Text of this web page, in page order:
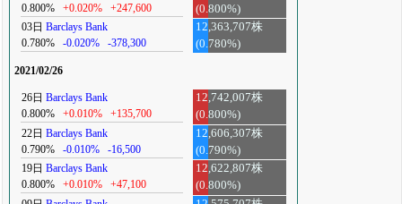
0.800%
+0.020% +247,600
(0.800%)
03日 Barclays Bank
0.780%
-0.020% -378,300
12,363,707株
(0.780%)
2021/02/26
26日 Barclays Bank
0.800%
+0.010% +135,700
12,742,007株
(0.800%)
22日 Barclays Bank
0.790%
-0.010% -16,500
12,606,307株
(0.790%)
19日 Barclays Bank
0.800%
+0.010% +47,100
12,622,807株
(0.800%)